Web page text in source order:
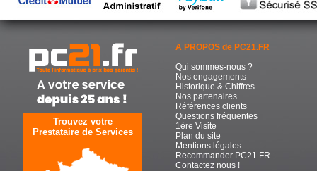
Trouvez votre
Prestataire de Services
A PROPOS de PC21.FR
Qui sommes-nous ?
Nos engagements
Historique & Chiffres
Nos partenaires
Références clients
Questions fréquentes
1ère Visite
Plan du site
Mentions légales
Recommander PC21.FR
Contactez nous !